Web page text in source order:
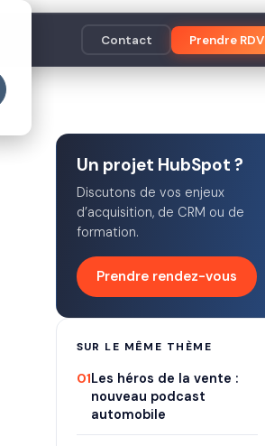
Contact Prendre RDV
Un projet HubSpot ?
Discutons de vos enjeux
d’acquisition, de CRM ou de
formation.
Prendre rendez-vous
SUR LE MÊME THÈME
01Les héros de la vente :
nouveau podcast
automobile